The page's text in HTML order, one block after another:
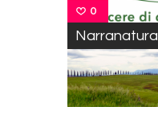
0
Narranatura